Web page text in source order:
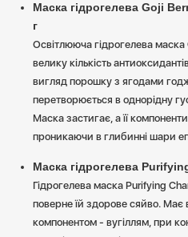
Маска гідрогелева Goji
г
Освітлююча гідрогелева маска
велику кількість
вигляд порошку з ягодами
перетворюється в однорідну
Маска застигає, а її
проникаючи в глибинні шари
Маска гідрогелева
Гідрогелева маска Purifying
поверне їй здорове сяйво.
компонентом - вугіллям, при